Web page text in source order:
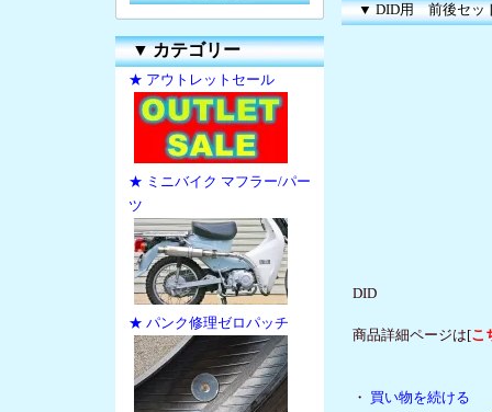
▼カテゴリー
★ アウトレットセール
★ ミニバイク マフラー/パー
ツ
★ パンク修理ゼロパッチ
▼ DID用 前後セッ
DID
商品詳細ページは[こ
・ 買い物を続ける